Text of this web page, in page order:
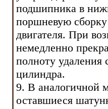
подшипника в
поршневую
двигателя. При
немедленно
полноту удаления
цилиндра.
9. В аналогичной
оставшиеся